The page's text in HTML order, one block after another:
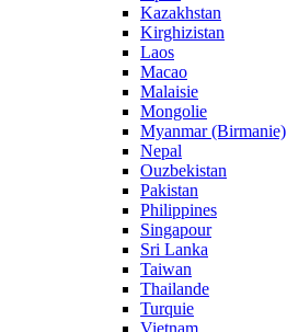
Kazakhstan
Kirghizistan
Laos
Macao
Malaisie
Mongolie
Myanmar (Birmanie)
Nepal
Ouzbekistan
Pakistan
Philippines
Singapour
Sri Lanka
Taiwan
Thailande
Turquie
Vietnam